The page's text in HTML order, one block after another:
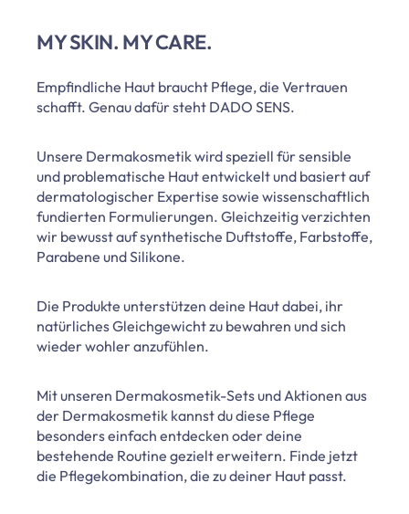
MY SKIN. MY CARE.
Empfindliche Haut braucht Pflege, die Vertrauen
schafft. Genau dafür steht DADO SENS.
Unsere Dermakosmetik wird speziell für sensible
und problematische Haut entwickelt und basiert auf
dermatologischer Expertise sowie wissenschaftlich
fundierten Formulierungen. Gleichzeitig verzichten
wir bewusst auf synthetische Duftstoffe, Farbstoffe,
Parabene und Silikone.
Die Produkte unterstützen deine Haut dabei, ihr
natürliches Gleichgewicht zu bewahren und sich
wieder wohler anzufühlen.
Mit unseren Dermakosmetik-Sets und Aktionen aus
der Dermakosmetik kannst du diese Pflege
besonders einfach entdecken oder deine
bestehende Routine gezielt erweitern. Finde jetzt
die Pflegekombination, die zu deiner Haut passt.